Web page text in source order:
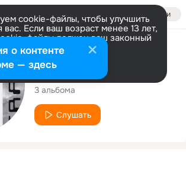
Войти
cookie-файлы, чтобы улучшить
вас. Если ваш возраст менее 13 лет,
файлы должен ваш законный
Больше информации
все Настроить
Исполнитель
Trans
3 альбома
Слушать
о контенте
— здесь